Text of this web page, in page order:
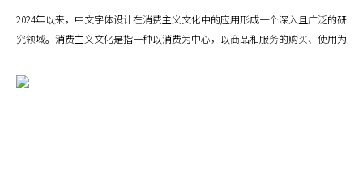
2024年以来，中文字体设计在消费主义文化中的应用形成一个深入且广泛的研
究领域。消费主义文化是指一种以消费为中心，以商品和服务的购买、使用为
的工具，也是传达品牌价值、塑造消费者情感和行为的重要媒介。